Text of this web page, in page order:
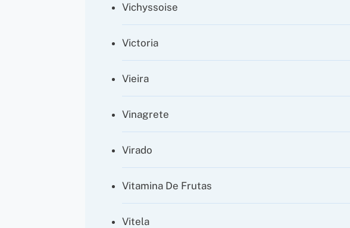
Vichyssoise
Victoria
Vieira
Vinagrete
Virado
Vitamina De Frutas
Vitela